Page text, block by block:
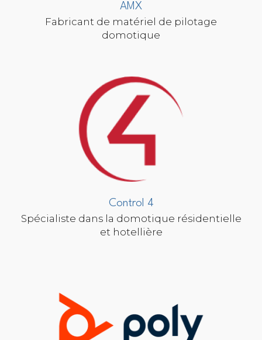
AMX
Fabricant de matériel de pilotage
domotique
Control 4
Spécialiste dans la domotique résidentielle
et hotellière